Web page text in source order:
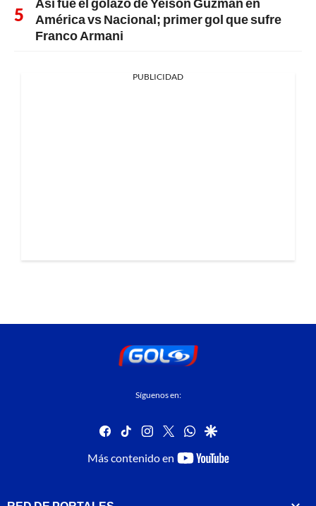
América vs Nacional; primer gol que sufre
Franco Armani
PUBLICIDAD
Síguenos en:
facebook
tiktok instagram
twitterwhatsapp
google
Más contenido en
youtube-